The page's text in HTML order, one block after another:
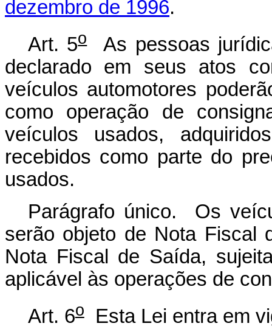
dezembro de 1996.
Art. 5oAs pessoas
declarado em seus atos
veículos automotores
como operação de
veículos usados,
recebidos como parte do
usados.
Parágrafo único. Os
serão objeto de Nota Fiscal
Nota Fiscal de Saída,
aplicável às operações de
Art. 6oEsta Lei entra em